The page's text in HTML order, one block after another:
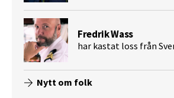
Fredrik Wass
har kastat loss från
Nytt om folk